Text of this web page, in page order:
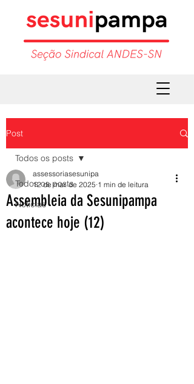
Post
Todos os posts
Notícias
Todos os posts
Assembleia da Sesunipampa
acontece hoje (12)
assessoriasesunipa
12 de mar. de 2025 1 min de leitura